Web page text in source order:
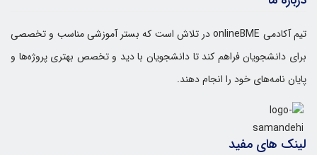
تیم آکادمی onlineBME در تلاش است که بستر آموزشی مناسب و تخصصی
برای دانشجویان فراهم کند تا دانشجویان با دید و تخصص بهتری پروژه‌ها و
پایان نامه‌های خود را انجام دهند.
لینک های مفید